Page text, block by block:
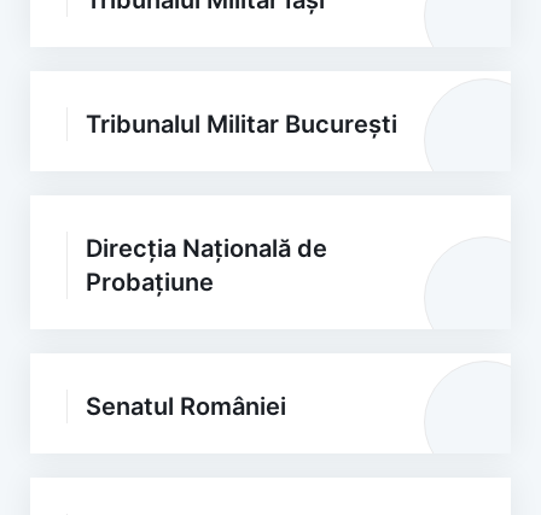
Tribunalul Militar București
Direcția Națională de
Probațiune
Senatul României